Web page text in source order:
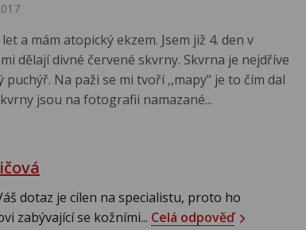
a mám atopický ekzem. Jsem již 4. den v
dělají divné červené skvrny. Skvrna je nejdříve
Na paži se mi tvoří ,,mapy" je to čím dal
jsou na fotografii namazané...
dotaz je cílen na specialistu, proto ho
zabývající se kožními... Celá odpověď